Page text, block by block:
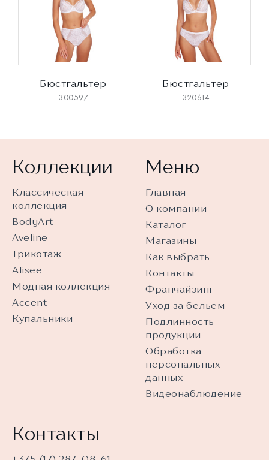
Бюстгальтер
300597
Бюстгальтер
320614
Коллекции
Классическая
коллекция
BodyArt
Aveline
Трикотаж
Alisee
Модная коллекция
Accent
Купальники
Меню
Главная
О компании
Каталог
Магазины
Как выбрать
Контакты
Франчайзинг
Уход за бельем
Подлинность
продукции
Обработка
персональных
данных
Видеонаблюдение
Контакты